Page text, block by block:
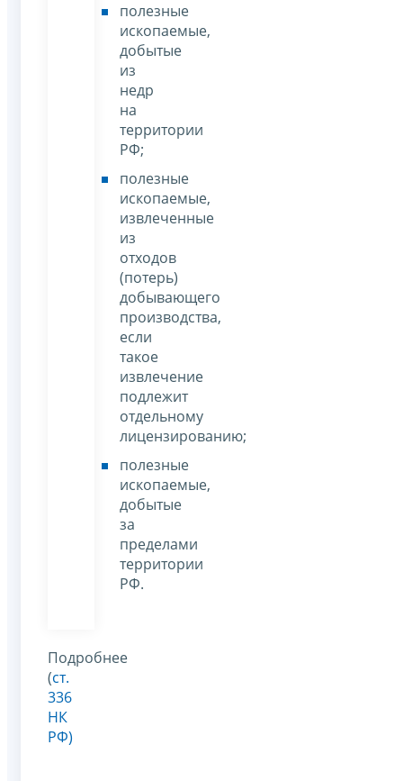
полезные
ископаемые,
добытые
из
недр
на
территории
РФ;
полезные
ископаемые,
извлеченные
из
отходов
(потерь)
добывающего
производства,
если
такое
извлечение
подлежит
отдельному
лицензированию;
полезные
ископаемые,
добытые
за
пределами
территории
РФ.
Подробнее
(ст.
336
НК
РФ)